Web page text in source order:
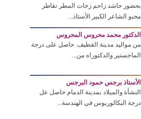
بحضور حاشد زاحم زخات المطر تقاطر
محبو الشاعر الكبير الأستاذ...
الدكتور محمد محروس المحروس
من مواليد مدينة القطيف. حاصل على درجة
الماجستير والدكتوراه من...
الأستاذ برجس حمود البرجس
النشأة والميلاد بمدينة الدمام حاصل عل
درجة البكالوريوس في الهندسة...